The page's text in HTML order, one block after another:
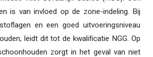
is van invloed op de zone-indeling. Bij
en een goed uitvoeringsniveau
leidt dit tot de kwalificatie NGG. Op
zorgt in het geval van niet